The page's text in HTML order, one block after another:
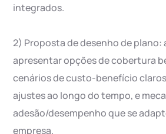
integrados.
2) Proposta de desenho de plano:
apresentar opções de cobertura
cenários de custo-benefício
ajustes ao longo do tempo, e
adesão/desempenho que se
empresa.